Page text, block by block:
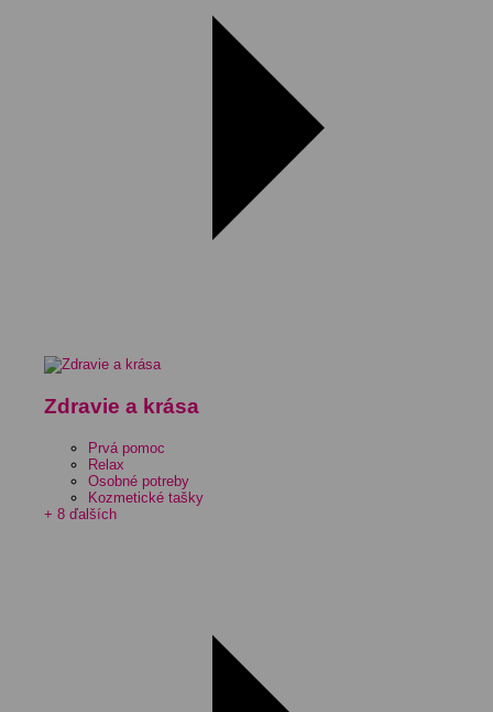
Zdravie a krása
Prvá pomoc
Relax
Osobné potreby
Kozmetické tašky
+ 8 ďalších